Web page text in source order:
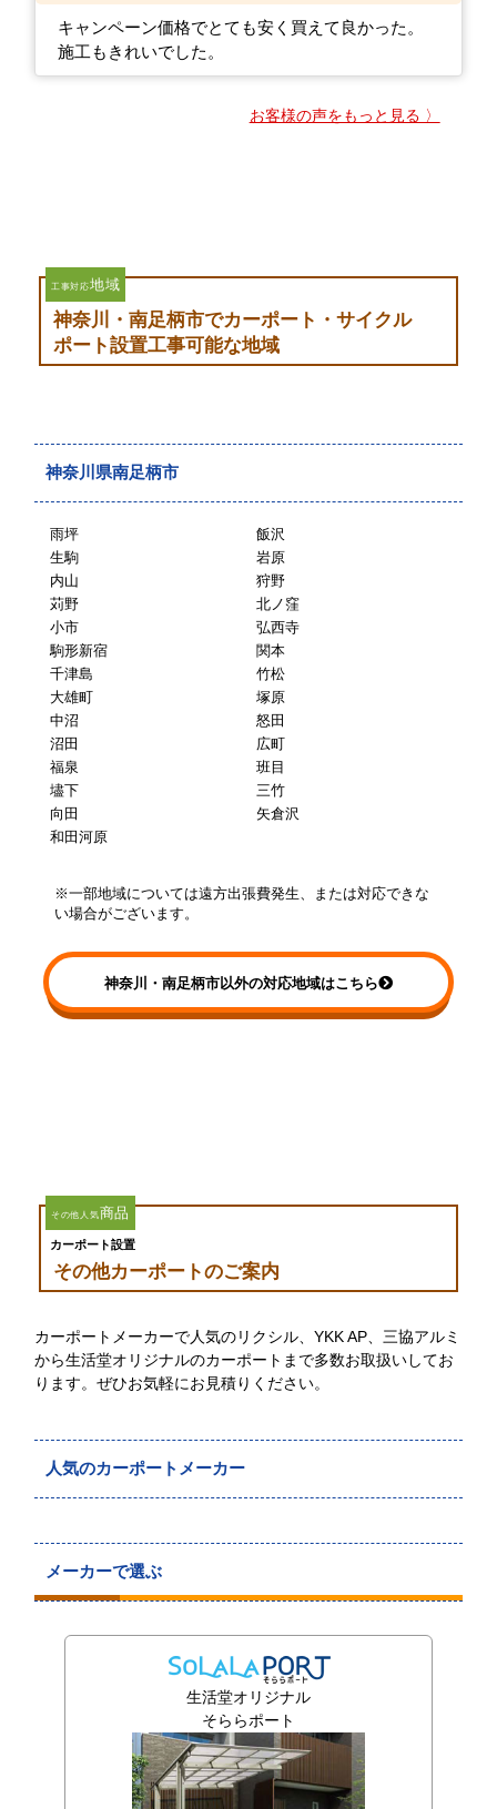
キャンペーン価格でとても安く買えて良かった。
施工もきれいでした。
お客様の声をもっと見る 〉
工事対応地域
神奈川・南足柄市でカーポート・サイクル
ポート設置工事可能な地域
神奈川県南足柄市
雨坪
飯沢
生駒
岩原
内山
狩野
苅野
北ノ窪
小市
弘西寺
駒形新宿
関本
千津島
竹松
大雄町
塚原
中沼
怒田
沼田
広町
福泉
班目
壗下
三竹
向田
矢倉沢
和田河原
※一部地域については遠方出張費発生、または対応できな
い場合がございます。
神奈川・南足柄市以外の対応地域はこちら
その他人気 商品
カーポート設置
その他カーポートのご案内
カーポートメーカーで人気のリクシル、YKK AP、三協アルミ
から生活堂オリジナルのカーポートまで多数お取扱いしてお
ります。ぜひお気軽にお見積りください。
人気のカーポートメーカー
メーカーで選ぶ
生活堂オリジナル
そららポート